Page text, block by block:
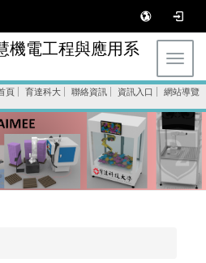
機電工程與應用系
頁 育達科大 聯絡資訊 資訊入口 網站導覽